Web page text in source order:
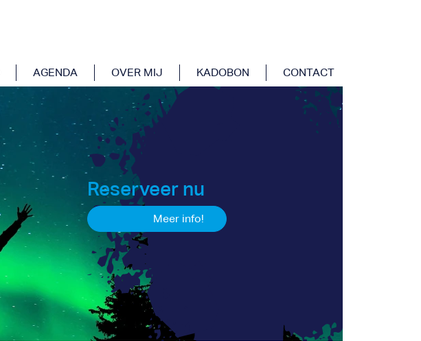
AGENDA OVER MIJ KADOBON CONTACT
Reserveer nu
Meer info!